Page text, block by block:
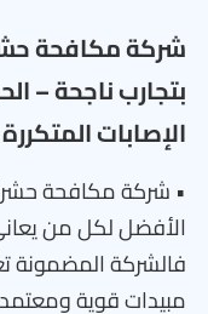
شركة مكافحة
بتجارب ناجحة –
الإصابات المتكررة
• شركة مكافحة
الأفضل لكل من
فالشركة المضمونة
مبيدات قوية